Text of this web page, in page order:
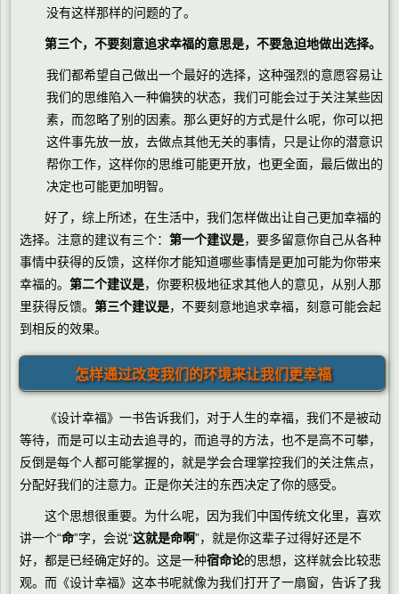
没有这样那样的问题的了。
第三个，不要刻意追求幸福的意思是，不要急迫地做出选择。
我们都希望自己做出一个最好的选择，这种强烈的意愿容易让
我们的思维陷入一种偏狭的状态，我们可能会过于关注某些因
素，而忽略了别的因素。那么更好的方式是什么呢，你可以把
这件事先放一放，去做点其他无关的事情，只是让你的潜意识
帮你工作，这样你的思维可能更开放，也更全面，最后做出的
决定也可能更加明智。
好了，综上所述，在生活中，我们怎样做出让自己更加幸福的
选择。注意的建议有三个： 第一个建议是，要多留意你自己从各种
事情中获得的反馈，这样你才能知道哪些事情是更加可能为你带来
幸福的。 第二个建议是，你要积极地征求其他人的意见，从别人那
里获得反馈。 第三个建议是，不要刻意地追求幸福，刻意可能会起
到相反的效果。
怎样通过改变我们的环境来让我们更幸福
《设计幸福》一书告诉我们，对于人生的幸福，我们不是被动
等待，而是可以主动去追寻的，而追寻的方法，也不是高不可攀，
反倒是每个人都可能掌握的，就是学会合理掌控我们的关注焦点，
分配好我们的注意力。正是你关注的东西决定了你的感受。
这个思想很重要。为什么呢，因为我们中国传统文化里，喜欢
讲一个“命”字，会说“这就是命啊”，就是你这辈子过得好还是不
好，都是已经确定好的。这是一种宿命论的思想，这样就会比较悲
观。而《设计幸福》这本书呢就像为我们打开了一扇窗，告诉了我